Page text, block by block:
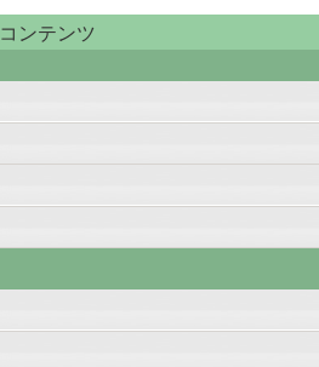
コンテンツ